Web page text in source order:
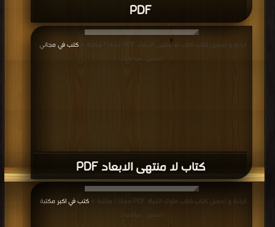
PDF
كتاب لا منتهى الابعاد PDF
قراءة و تحميل كتاب كتاب لا منتهى الابعاد PDF مجانا | مكتبة > كتب في مجاني
التحميل : مرة/مرات
قراءة و تحميل كتاب كتاب ملوك الحياة PDF مجانا | مكتبة > كتب في اكبر مكتبة
التحميل : مرة/مرات